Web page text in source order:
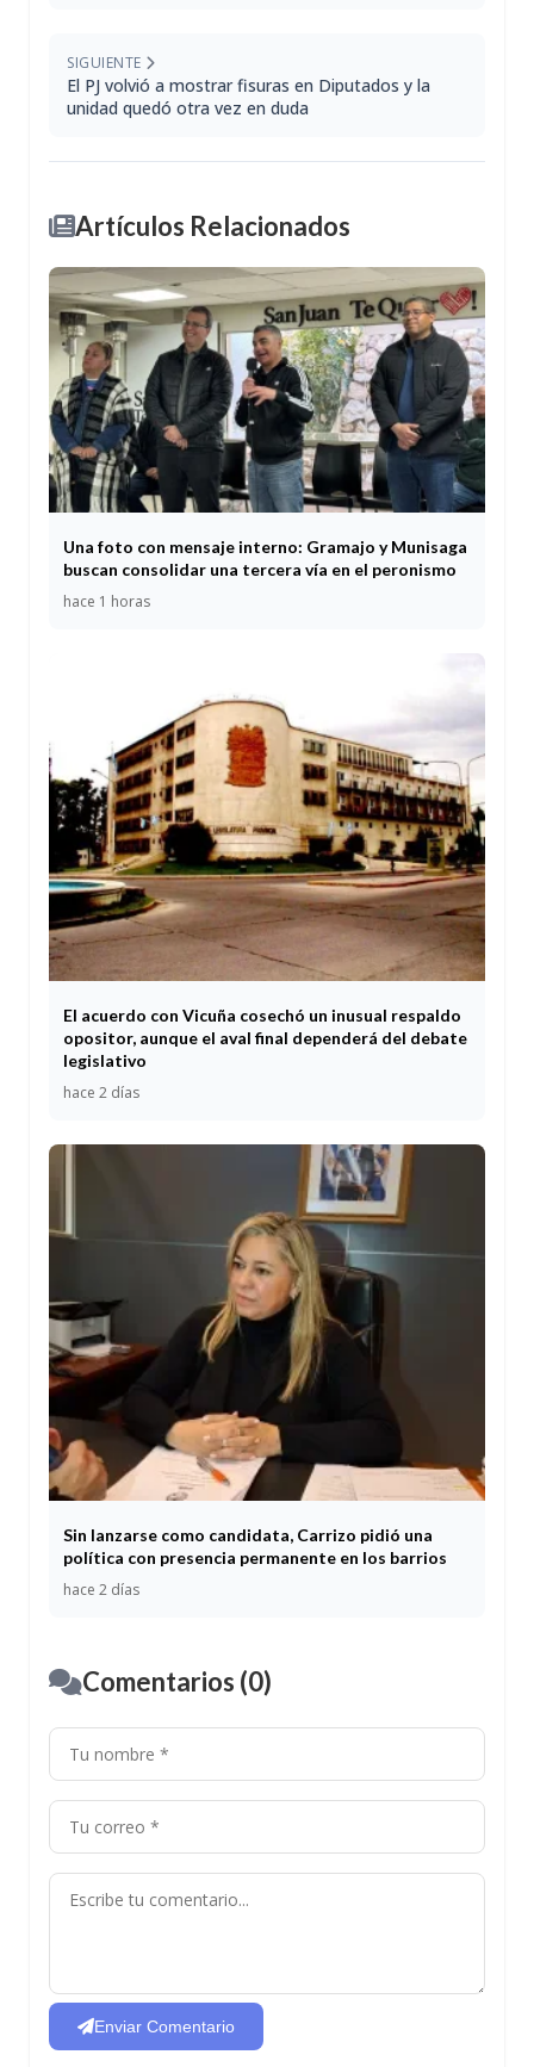
SIGUIENTE
El PJ volvió a mostrar fisuras en Diputados y la
unidad quedó otra vez en duda
Artículos Relacionados
Una foto con mensaje interno: Gramajo y Munisaga
buscan consolidar una tercera vía en el peronismo
hace 1 horas
El acuerdo con Vicuña cosechó un inusual respaldo
opositor, aunque el aval final dependerá del debate
legislativo
hace 2 días
Sin lanzarse como candidata, Carrizo pidió una
política con presencia permanente en los barrios
hace 2 días
Comentarios (0)
Enviar Comentario